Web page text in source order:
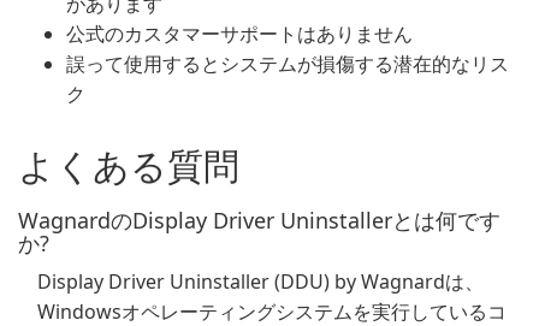
公式のカスタマーサポートはありません
誤って使用するとシステムが損傷する潜在的なリス
ク
よくある質問
WagnardのDisplay Driver Uninstallerとは何です
か?
Display Driver Uninstaller (DDU) by Wagnardは、
Windowsオペレーティングシステムを実行しているコ